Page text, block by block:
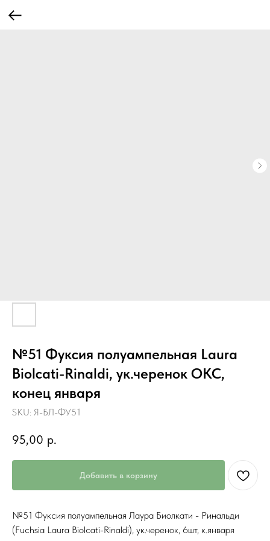
№51 Фуксия полуампельная Laura
Biolcati-Rinaldi, ук.черенок ОКС,
конец января
SKU: Я-БЛ-ФУ51
95,00 р.
Добавить в корзину
№51 Фуксия полуампельная Лаура Биолкати - Ринальди
(Fuchsia Laura Biolcati-Rinaldi), ук.черенок, 6шт, к.января